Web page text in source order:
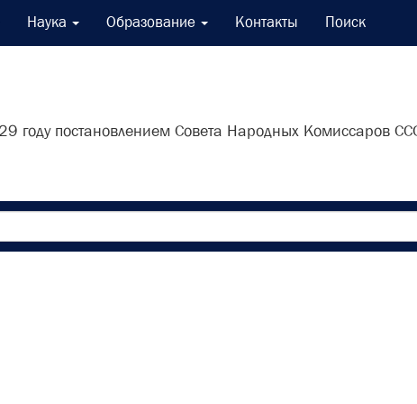
Наука Образование Контакты Поиск
постановлением Совета Народных Комиссаров